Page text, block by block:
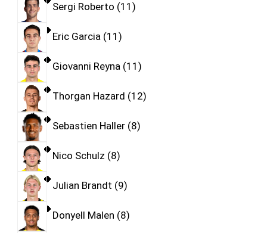
Sergi Roberto 11
Eric Garcia 11
Giovanni Reyna 11
Thorgan Hazard 12
Sebastien Haller 8
Nico Schulz 8
Julian Brandt 9
Donyell Malen 8